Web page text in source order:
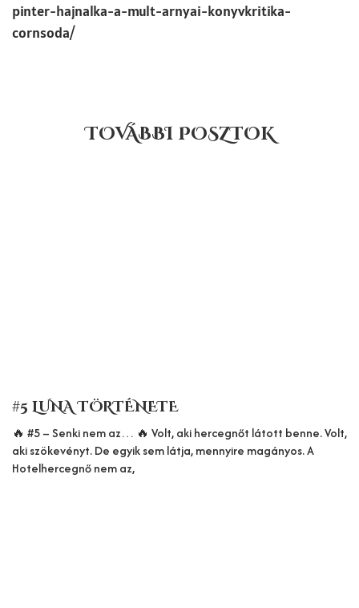
pinter-hajnalka-a-mult-arnyai-konyvkritika-
cornsoda/
TOVÁBBI POSZTOK
#5 LUNA TÖRTÉNETE
🔥 #5 – Senki nem az… 🔥 Volt, aki hercegnőt látott benne. Volt,
aki szökevényt. De egyik sem látja, mennyire magányos. A
Hotelhercegnő nem az,